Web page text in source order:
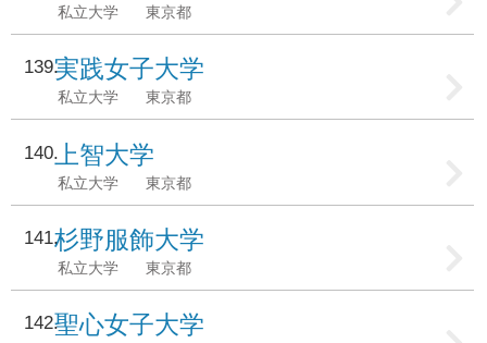
私立大学 東京都
139実践女子大学
私立大学 東京都
140上智大学
私立大学 東京都
141杉野服飾大学
私立大学 東京都
142聖心女子大学